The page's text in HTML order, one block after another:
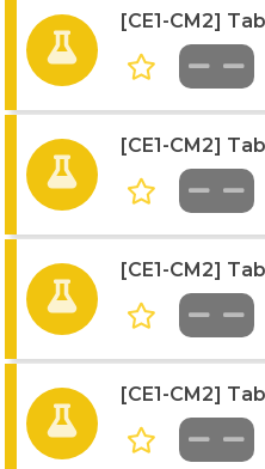
[CE1-CM2]
[CE1-CM2]
[CE1-CM2]
[CE1-CM2]